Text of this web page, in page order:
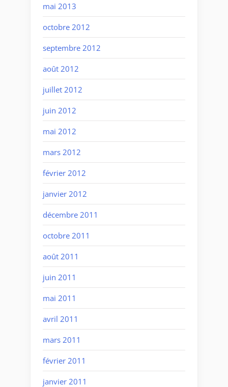
mai 2013
octobre 2012
septembre 2012
août 2012
juillet 2012
juin 2012
mai 2012
mars 2012
février 2012
janvier 2012
décembre 2011
octobre 2011
août 2011
juin 2011
mai 2011
avril 2011
mars 2011
février 2011
janvier 2011